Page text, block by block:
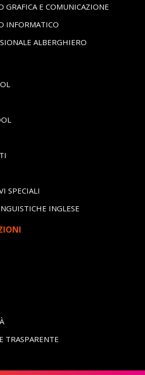
GRAFICA E COMUNICAZIONE
INFORMATICO
ALBERGHIERO
SPECIALI
INGLESE
TRASPARENTE